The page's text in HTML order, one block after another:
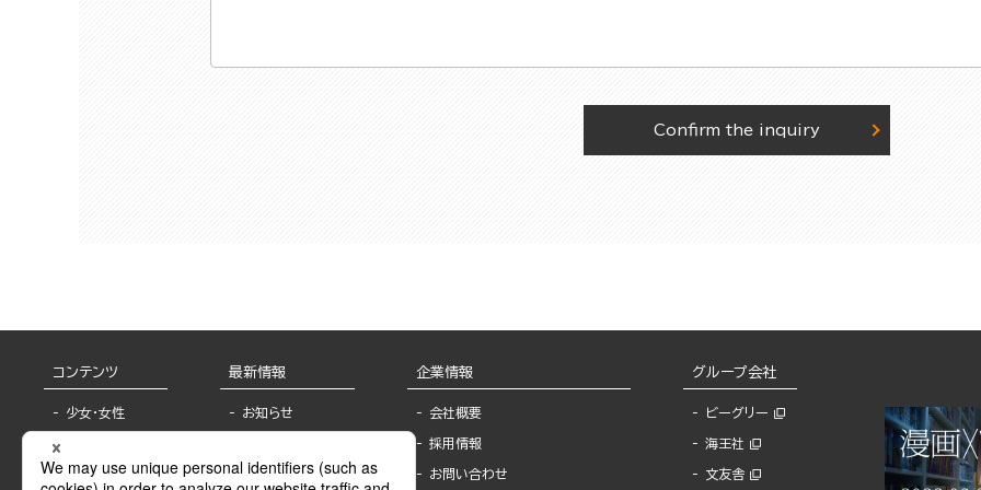
Confirm the inquiry
コンテンツ
少女・女性
BL
最新情報
お知らせ
報
企業情報
会社概要
採用情報
お問い合わせ
グループ会社
ビーグリー
海王社
文友舎